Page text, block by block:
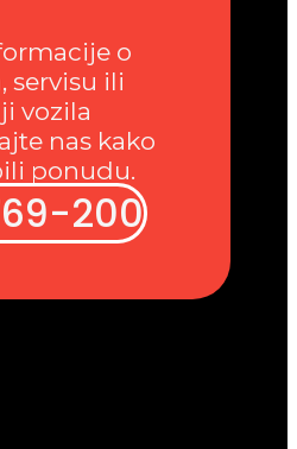
o
servisu ili
vozila
nas kako
ponudu.
200